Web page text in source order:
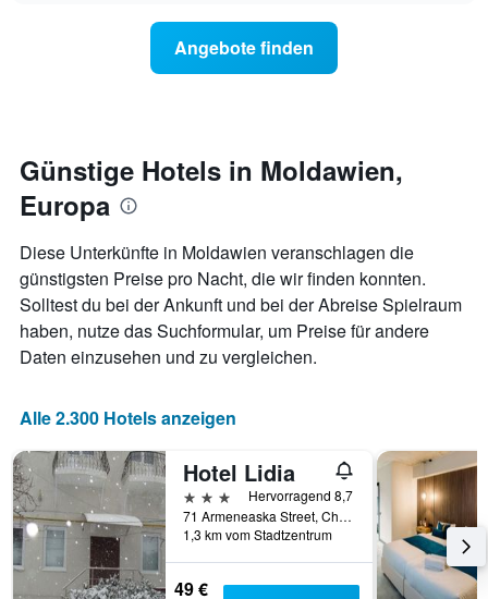
Zimmerpreis
näher
das
Aufenthaltsdatum
rückt.
Diagramm
hat
1
X-
Achse,
die
der
Tage
vor
dem
Aufenthalt
anzeigt
Diagramm
hat
Angebote finden
Günstige Hotels in Moldawien,
Europa
Diese Unterkünfte in Moldawien veranschlagen die
günstigsten Preise pro Nacht, die wir finden konnten.
Solltest du bei der Ankunft und bei der Abreise Spielraum
haben, nutze das Suchformular, um Preise für andere
Daten einzusehen und zu vergleichen.
Alle 2.300 Hotels anzeigen
Hotel Lidia
3 Sterne
Hervorragend 8,7
71 Armeneaska Street, Chişinău, Moldawien
1,3 km vom Stadtzentrum
49 €